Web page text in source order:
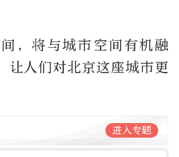
，将与城市空间有机融
让人们对北京这座城市更
进入专题